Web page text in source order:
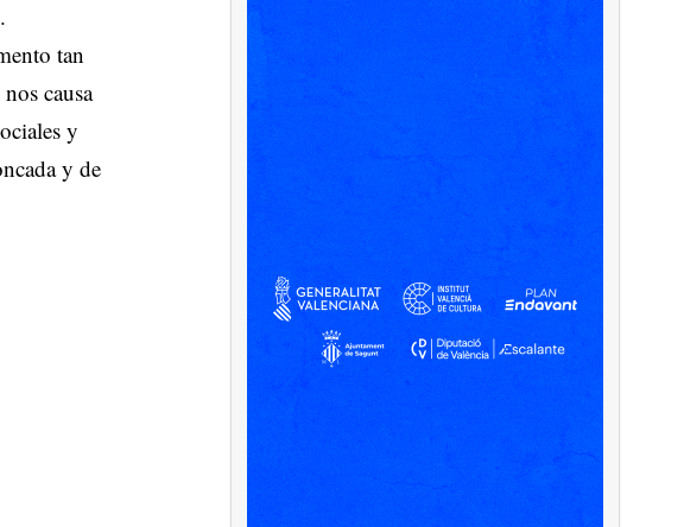
tan
causa
y
y de